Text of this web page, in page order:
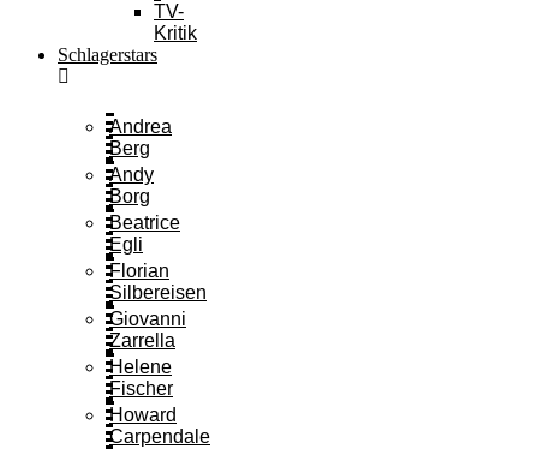
TV-
Kritik
Schlagerstars
Andrea
Berg
Andy
Borg
Beatrice
Egli
Florian
Silbereisen
Giovanni
Zarrella
Helene
Fischer
Howard
Carpendale